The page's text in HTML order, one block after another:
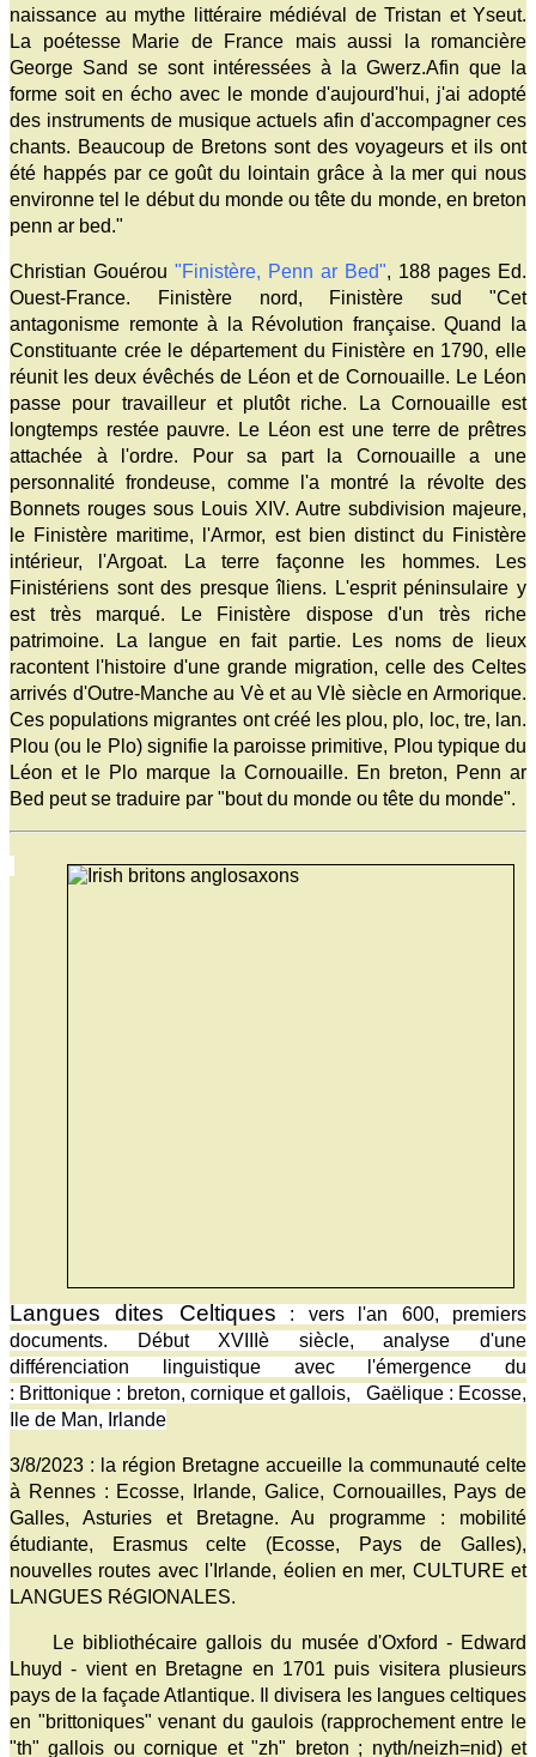
naissance au mythe littéraire médiéval de Tristan et Yseut.
La poétesse Marie de France mais aussi la romancière
George Sand se sont intéressées à la Gwerz.Afin que la
forme soit en écho avec le monde d'aujourd'hui, j'ai adopté
des instruments de musique actuels afin d'accompagner ces
chants. Beaucoup de Bretons sont des voyageurs et ils ont
été happés par ce goût du lointain grâce à la mer qui nous
environne tel le début du monde ou tête du monde, en breton
penn ar bed."
Christian Gouérou "Finistère, Penn ar Bed", 188 pages Ed.
Ouest-France. Finistère nord, Finistère sud "Cet
antagonisme remonte à la Révolution française. Quand la
Constituante crée le département du Finistère en 1790, elle
réunit les deux évêchés de Léon et de Cornouaille. Le Léon
passe pour travailleur et plutôt riche. La Cornouaille est
longtemps restée pauvre. Le Léon est une terre de prêtres
attachée à l'ordre. Pour sa part la Cornouaille a une
personnalité frondeuse, comme l'a montré la révolte des
Bonnets rouges sous Louis XIV. Autre subdivision majeure,
le Finistère maritime, l'Armor, est bien distinct du Finistère
intérieur, l'Argoat. La terre façonne les hommes. Les
Finistériens sont des presque îliens. L'esprit péninsulaire y
est très marqué. Le Finistère dispose d'un très riche
patrimoine. La langue en fait partie. Les noms de lieux
racontent l'histoire d'une grande migration, celle des Celtes
arrivés d'Outre-Manche au Vè et au VIè siècle en Armorique.
Ces populations migrantes ont créé les plou, plo, loc, tre, lan.
Plou (ou le Plo) signifie la paroisse primitive, Plou typique du
Léon et le Plo marque la Cornouaille. En breton, Penn ar
Bed peut se traduire par "bout du monde ou tête du monde".
Langues dites Celtiques : vers l'an 600, premiers
documents. Début XVIIIè siècle, analyse d'une
différenciation linguistique avec l'émergence du
: Brittonique : breton, cornique et gallois, Gaëlique : Ecosse,
Ile de Man, Irlande
3/8/2023 : la région Bretagne accueille la communauté celte
à Rennes : Ecosse, Irlande, Galice, Cornouailles, Pays de
Galles, Asturies et Bretagne. Au programme : mobilité
étudiante, Erasmus celte (Ecosse, Pays de Galles),
nouvelles routes avec l'Irlande, éolien en mer, CULTURE et
LANGUES RéGIONALES.
Le bibliothécaire gallois du musée d'Oxford - Edward
Lhuyd - vient en Bretagne en 1701 puis visitera plusieurs
pays de la façade Atlantique. Il divisera les langues celtiques
en "brittoniques" venant du gaulois (rapprochement entre le
"th" gallois ou cornique et "zh" breton ; nyth/neizh=nid) et